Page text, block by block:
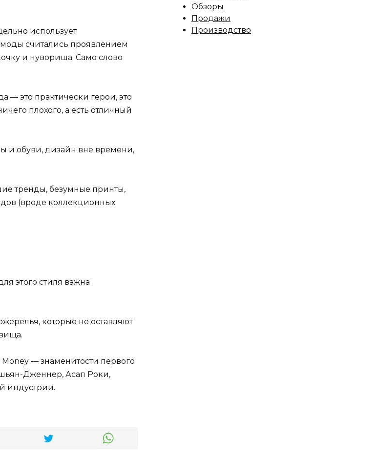
использует
считались проявлением
и нувориша. Само слово
— это практически герои, это
плохого, а есть отличный
и обуви, дизайн вне времени,
тренды, безумные принты,
(вроде коллекционных
этого стиля важна
которые не оставляют
— знаменитости первого
Дженнер, Асап Роки,
индустрии.
Обзоры
Продажи
Производство